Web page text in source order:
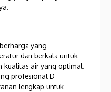
yang
dan berkala untuk
kualitas air yang optimal.
profesional Di
lengkap untuk